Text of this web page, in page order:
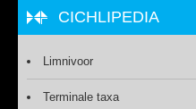
CICHLIPEDIA
Limnivoor
Terminale taxa